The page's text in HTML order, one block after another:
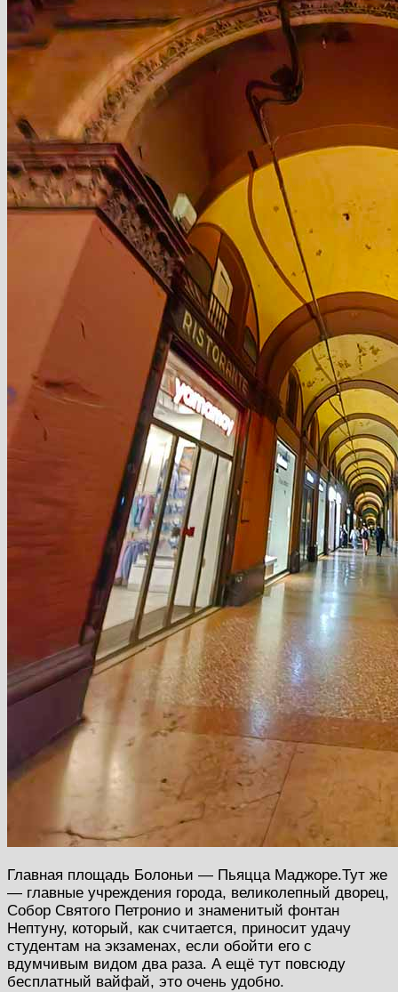
Главная площадь Болоньи — Пьяцца Маджоре.Тут же
— главные учреждения города, великолепный дворец,
Собор Святого Петронио и знаменитый фонтан
Нептуну, который, как считается, приносит удачу
студентам на экзаменах, если обойти его с
вдумчивым видом два раза. А ещё тут повсюду
бесплатный вайфай, это очень удобно.